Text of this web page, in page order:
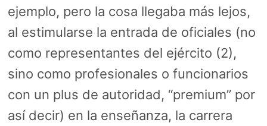
ejemplo, pero la cosa llegaba más lejos,
al estimularse la entrada de oficiales (no
como representantes del ejército (2),
sino como profesionales o funcionarios
con un plus de autoridad, “premium” por
así decir) en la enseñanza, la carrera